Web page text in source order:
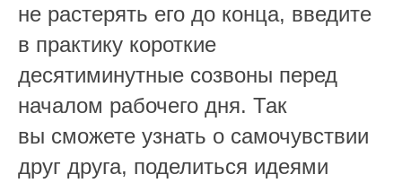
не растерять его до конца, введите
в практику короткие
десятиминутные созвоны перед
началом рабочего дня. Так
вы сможете узнать о самочувствии
друг друга, поделиться идеями